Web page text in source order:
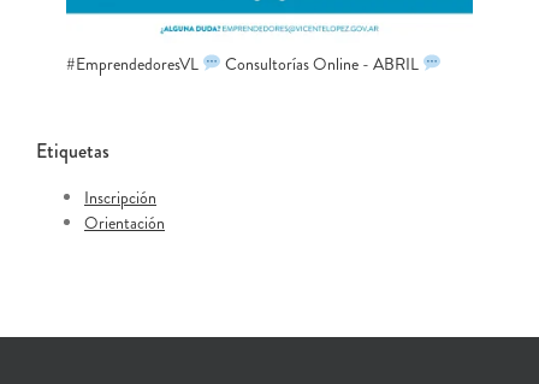
#EmprendedoresVL Consultorías Online - ABRIL
Etiquetas
Inscripción
Orientación